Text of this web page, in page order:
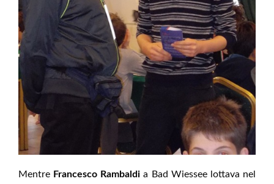
Mentre Francesco Rambaldia Bad Wiessee lottava nel